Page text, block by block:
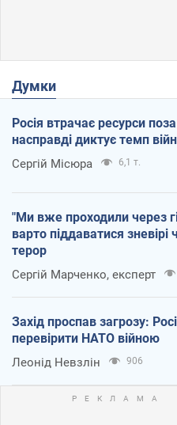
Думки
Росія втрачає ресурси
насправді диктує темп
Сергій Місюра 6,1 т.
"Ми вже проходили через
варто піддаватися зневірі
терор
Сергій Марченко, експерт
Захід проспав загрозу:
перевірити НАТО війною
Леонід Невзлін 906